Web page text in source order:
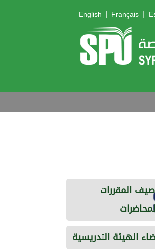
English | Français |
المقررات
الهيئة التدريسية